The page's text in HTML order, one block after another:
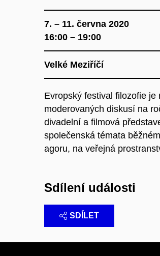
7. – 11. června 2020
16:00 – 19:00
Velké Meziříčí
Evropský festival filozofie
moderovaných diskusí na
divadelní a filmová
společenská témata
agoru, na veřejná
Sdílení události
SDÍLET